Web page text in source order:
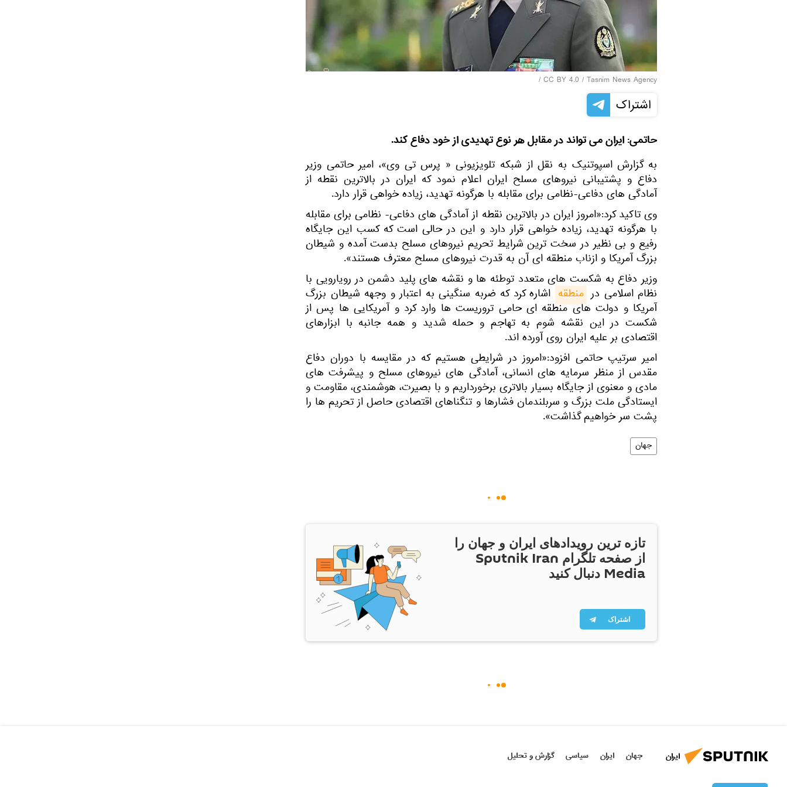
CC BY 4.0 / Tasnim News Agency
/
اشتراک
حاتمی: ایران می تواند در مقابل هر نوع تهدیدی از خود دفاع کند.
به گزارش اسپوتنیک به نقل از شبکه تلویزیونی « پرس تی وی»، امیر حاتمی وزیر
دفاع و پشتیبانی نیروهای مسلح ایران اعلام نمود که ایران در بالاترین نقطه از
آمادگی های دفاعی-نظامی برای مقابله با هرگونه تهدید، زیاده خواهی قرار دارد.
وی تاکید کرد:«امروز ایران در بالاترین نقطه از آمادگی های دفاعی- نظامی برای مقابله
با هرگونه تهدید، زیاده خواهی قرار دارد و این در حالی است که کسب این جایگاه
رفیع و بی نظیر در سخت ترین شرایط تحریم نیروهای مسلح بدست آمده و شیطان
بزرگ آمریکا و ازناب منطقه ای آن به قدرت نیروهای مسلح معترف هستند».
وزیر دفاع به شکست های متعدد توطئه ها و نقشه های پلید دشمن در رویارویی با
نظام اسلامی در منطقه اشاره کرد که ضربه سنگینی به اعتبار و وجهه شیطان بزرگ
آمریکا و دولت های منطقه ای حامی تروریست ها وارد کرد و آمریکایی ها پس از
شکست در این نقشه شوم به تهاجم و حمله شدید و همه جانبه با ابزارهای
اقتصادی بر علیه ایران روی آورده اند.
امیر سرتیپ حاتمی افزود:«امروز در شرایطی هستیم که در مقایسه با دوران دفاع
مقدس از منظر سرمایه های انسانی، آمادگی های نیروهای مسلح و پیشرفت های
مادی و معنوی از جایگاه بسیار بالاتری برخورداریم و با بصیرت، هوشمندی، مقاومت و
ایستادگی ملت بزرگ و سربلندمان فشارها و تنگناهای اقتصادی حاصل از تحریم ها را
پشت سر خواهیم گذاشت».
جهان
تازه ترین رویدادهای ایران و جهان را
از صفحه تلگرام Sputnik Iran
Media دنبال کنید
اشتراک
ایران جهان ایران سیاسی گزارش و تحلیل